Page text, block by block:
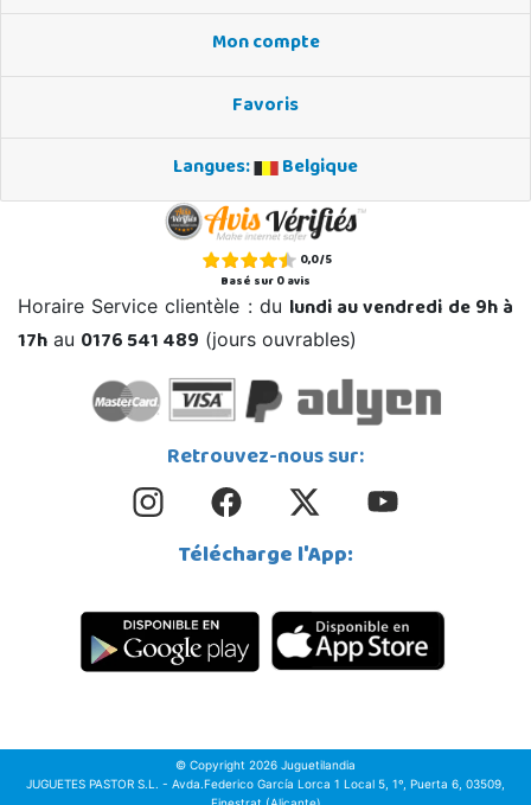
Mon compte
Favoris
Langues:
Belgique
0,0/5
Basé sur0avis
Horaire Service clientèle : du lundi au vendredi de 9h à
17h au 0176 541 489 (jours ouvrables)
Retrouvez-nous sur:
Télécharge l'App:
© Copyright 2026 Juguetilandia
JUGUETES PASTOR S.L. - Avda.Federico García Lorca 1 Local 5, 1º, Puerta 6, 03509,